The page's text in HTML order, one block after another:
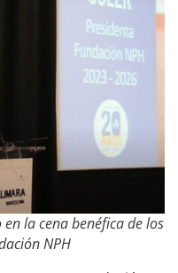
la cena benéfica de los
NPH